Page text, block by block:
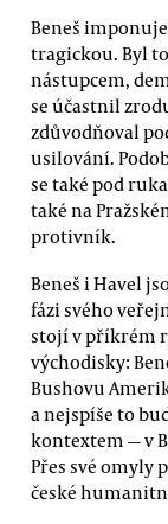
Beneš
tragickou. Byl
nástupcem,
se účastnil
zdůvodňoval
usilování.
se také pod
také na
protivník.
Beneš i Havel
fázi svého
stojí v příkrém
východisky:
Bushovu
a nejspíše to
kontextem — v
Přes své omyly
české